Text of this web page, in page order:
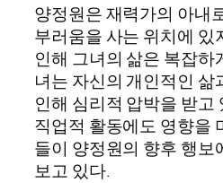
양정원은 재력가의 아내
부러움을 사는 위치에 있
인해 그녀의 삶은 복잡하
녀는 자신의 개인적인 삶
인해 심리적 압박을 받고
직업적 활동에도 영향을
들이 양정원의 향후 행보
보고 있다.